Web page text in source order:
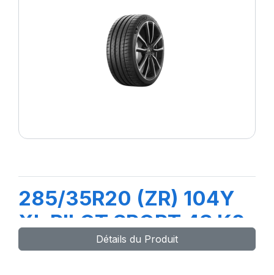
285/35R20 (ZR) 104Y
XL PILOT SPORT 4S K2
Détails du Produit